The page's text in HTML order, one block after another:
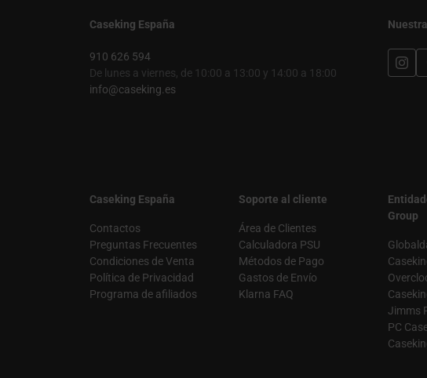
Caseking España
910 626 594
De lunes a viernes, de 10:00 a 13:00 y 14:00 a 18:00
info@caseking.es
Caseking España
Contactos
Preguntas Frecuentes
Condiciones de Venta
Política de Privacidad
Programa de afiliados
Soporte al cliente
Área de Clientes
Calculadora PSU
Métodos de Pago
Gastos de Envío
Klarna FAQ
Group
Jimms
PC